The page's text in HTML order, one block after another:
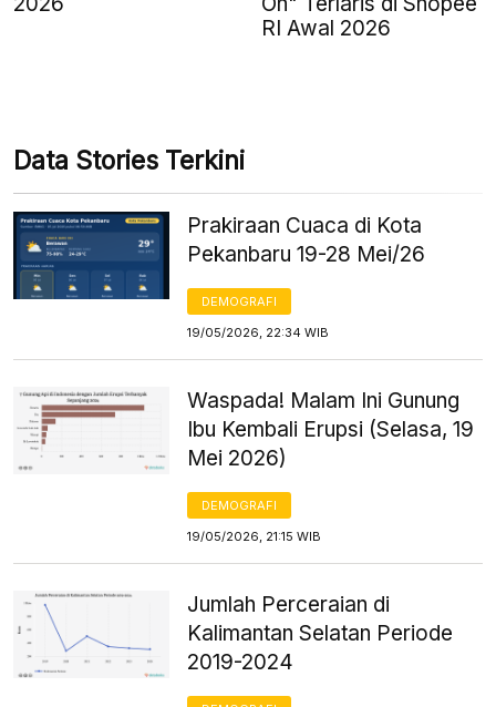
RI Awal 2026
Data Stories Terkini
Prakiraan Cuaca di Kota
Pekanbaru 19-28 Mei/26
DEMOGRAFI
19/05/2026, 22:34 WIB
Waspada! Malam Ini Gunung
Ibu Kembali Erupsi (Selasa, 19
Mei 2026)
DEMOGRAFI
19/05/2026, 21:15 WIB
Jumlah Perceraian di
Kalimantan Selatan Periode
2019-2024